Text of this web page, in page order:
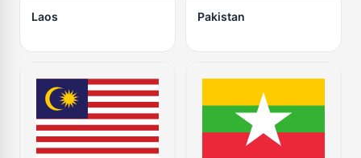
Laos Pakistan